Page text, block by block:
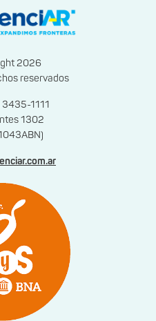
2026
reservados
3435-1111
1302